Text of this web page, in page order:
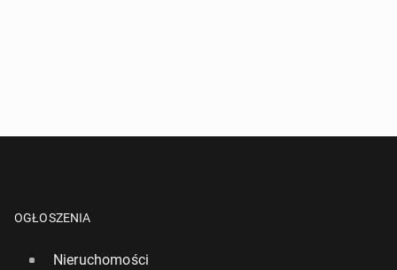
OGŁOSZENIA
Nieruchomości